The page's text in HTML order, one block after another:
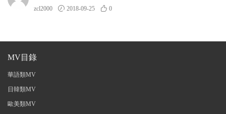
zcl2000 2018-09-25 0
MV目錄
華語類MV
日韓類MV
歐美類MV